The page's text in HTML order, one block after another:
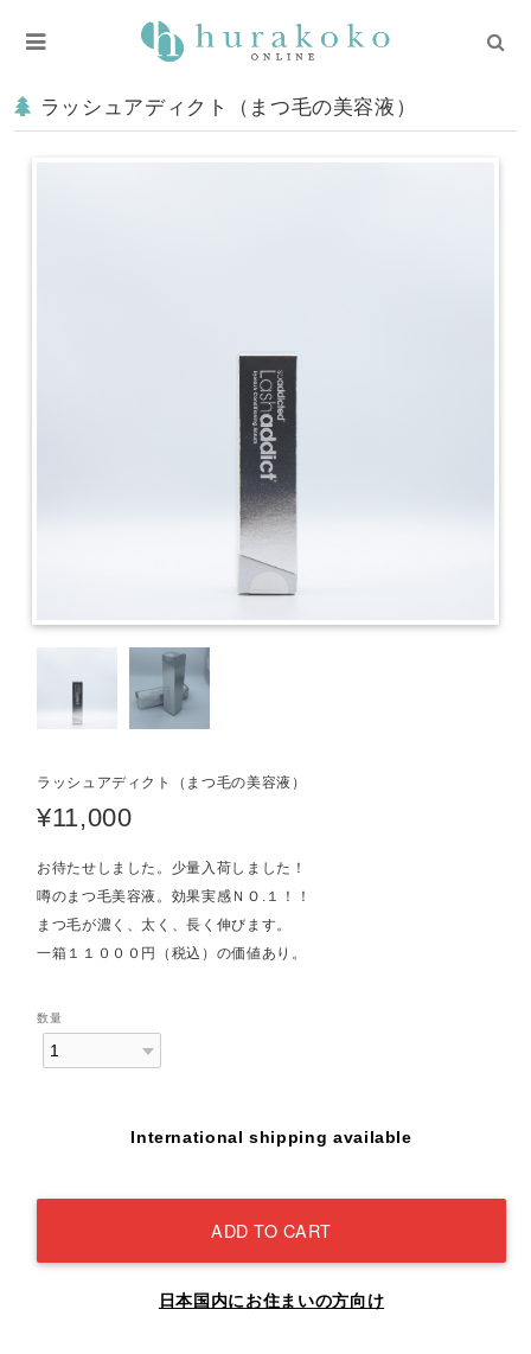
ラッシュアディクト（まつ毛の美容液）
ラッシュアディクト（まつ毛の美容液）
¥11,000
お待たせしました。少量入荷しました！
噂のまつ毛美容液。効果実感ＮＯ.１！！
まつ毛が濃く、太く、長く伸びます。
一箱１１０００円（税込）の価値あり。
数量
International shipping available
ADD TO CART
日本国内にお住まいの方向け